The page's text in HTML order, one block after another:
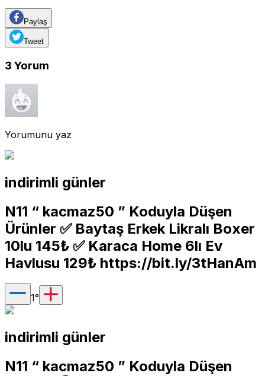
Paylaş
Tweet
3 Yorum
Yorumunu yaz
indirimli günler
N11 “ kacmaz50 ” Koduyla Düşen
Ürünler ✅ Baytaş Erkek Likralı Boxer
10lu 145₺ ✅ Karaca Home 6lı Ev
Havlusu 129₺ https://bit.ly/3tHanAm
1°
indirimli günler
N11 “ kacmaz50 ” Koduyla Düşen